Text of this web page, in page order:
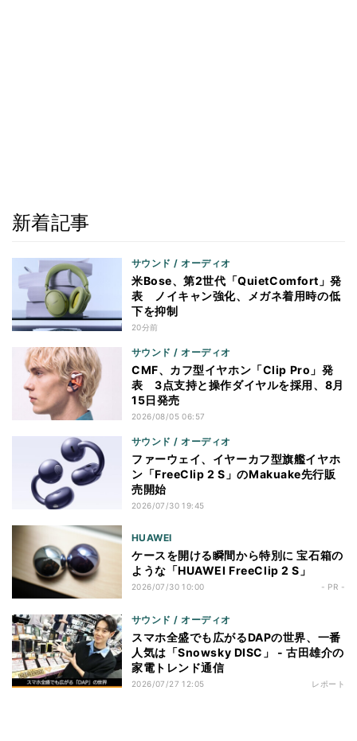
新着記事
サウンド / オーディオ
米Bose、第2世代「QuietComfort」発
表 ノイキャン強化、メガネ着用時の低
下を抑制
20分前
サウンド / オーディオ
CMF、カフ型イヤホン「Clip Pro」発
表 3点支持と操作ダイヤルを採用、8月
15日発売
2026/08/05 06:57
サウンド / オーディオ
ファーウェイ、イヤーカフ型旗艦イヤホ
ン「FreeClip 2 S」のMakuake先行販
売開始
2026/07/30 19:45
HUAWEI
ケースを開ける瞬間から特別に 宝石箱の
ような「HUAWEI FreeClip 2 S」
2026/07/30 10:00 - PR -
サウンド / オーディオ
スマホ全盛でも広がるDAPの世界、一番
人気は「Snowsky DISC」 - 古田雄介の
家電トレンド通信
2026/07/27 12:05 レポート